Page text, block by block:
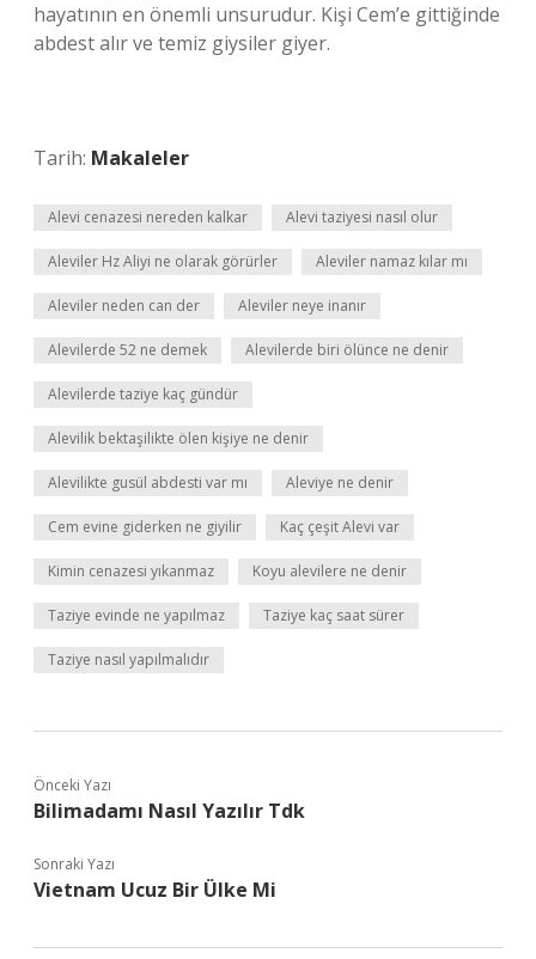
hayatının en önemli unsurudur. Kişi Cem’e gittiğinde
abdest alır ve temiz giysiler giyer.
Tarih: Makaleler
Alevi cenazesi nereden kalkar Alevi taziyesi nasıl olur
Aleviler Hz Aliyi ne olarak görürler Aleviler namaz kılar mı
Aleviler neden can der Aleviler neye inanır
Alevilerde 52 ne demek Alevilerde biri ölünce ne denir
Alevilerde taziye kaç gündür
Alevilik bektaşilikte ölen kişiye ne denir
Alevilikte gusül abdesti var mı Aleviye ne denir
Cem evine giderken ne giyilir Kaç çeşit Alevi var
Kimin cenazesi yıkanmaz Koyu alevilere ne denir
Taziye evinde ne yapılmaz Taziye kaç saat sürer
Taziye nasıl yapılmalıdır
Önceki Yazı
Bilimadamı Nasıl Yazılır Tdk
Sonraki Yazı
Vietnam Ucuz Bir Ülke Mi